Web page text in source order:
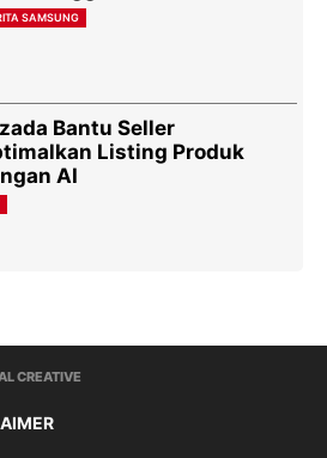
SAMSUNG
Bantu Seller
Listing Produk
AI
CREATIVE